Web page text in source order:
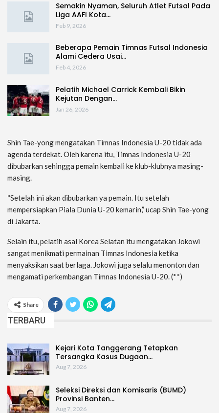
Semakin Nyaman, Seluruh Atlet Futsal Pada
Liga AAFI Kota…
Feb 9, 2026
Beberapa Pemain Timnas Futsal Indonesia
Alami Cedera Usai…
Feb 4, 2026
Pelatih Michael Carrick Kembali Bikin
Kejutan Dengan…
Jan 26, 2026
Shin Tae-yong mengatakan Timnas Indonesia U-20 tidak ada
agenda terdekat. Oleh karena itu, Timnas Indonesia U-20
dibubarkan sehingga pemain kembali ke klub-klubnya masing-
masing.
“Setelah ini akan dibubarkan ya pemain. Itu setelah
mempersiapkan Piala Dunia U-20 kemarin,” ucap Shin Tae-yong
di Jakarta.
Selain itu, pelatih asal Korea Selatan itu mengatakan Jokowi
sangat menikmati permainan Timnas Indonesia ketika
menyaksikan saat berlaga. Jokowi juga selalu menonton dan
mengamati perkembangan Timnas Indonesia U-20. (**)
Share
TERBARU
Kejari Kota Tanggerang Tetapkan
Tersangka Kasus Dugaan…
Aug 7, 2026
Seleksi Direksi dan Komisaris (BUMD)
Provinsi Banten…
Aug 7, 2026